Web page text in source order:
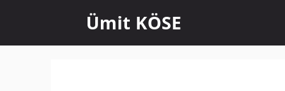
Ümit KÖSE